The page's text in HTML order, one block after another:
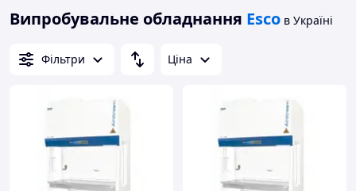
Випробувальне обладнання Esco в Україні
Фільтри Ціна